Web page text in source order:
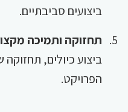
ביצועים סביבתיים.
תחזוקה ותמיכה
ביצוע כיולים, תחזוקה
הפרויקט.